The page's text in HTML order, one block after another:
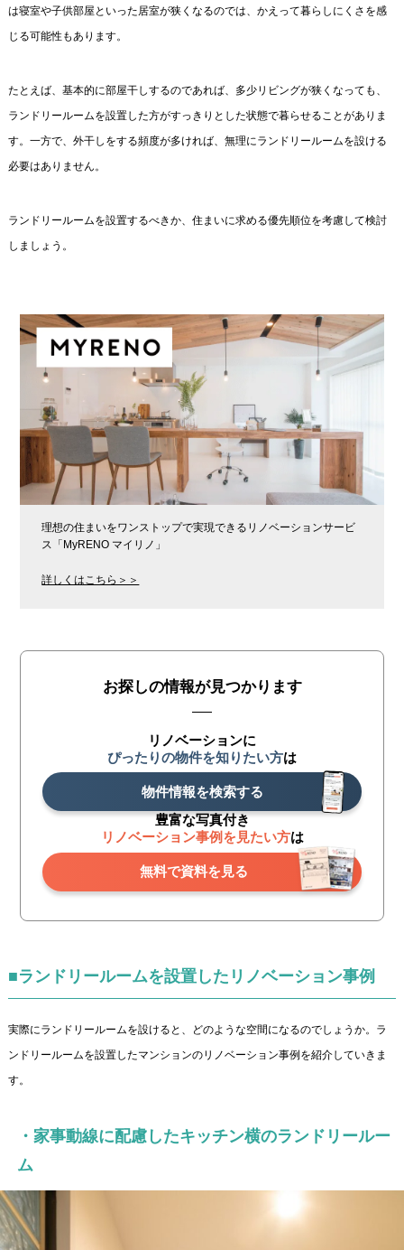
は寝室や子供部屋といった居室が狭くなるのでは、かえって暮らしにくさを感
じる可能性もあります。
たとえば、基本的に部屋干しするのであれば、多少リビングが狭くなっても、
ランドリールームを設置した方がすっきりとした状態で暮らせることがありま
す。一方で、外干しをする頻度が多ければ、無理にランドリールームを設ける
必要はありません。
ランドリールームを設置するべきか、住まいに求める優先順位を考慮して検討
しましょう。
理想の住まいをワンストップで実現できるリノベーションサービ
ス「MyRENO マイリノ」
詳しくはこちら＞＞
お探しの情報が見つかります
リノベーションに
ぴったりの物件を知りたい方は
物件情報を検索する
豊富な写真付き
リノベーション事例を見たい方は
無料で資料を見る
■ランドリールームを設置したリノベーション事例
実際にランドリールームを設けると、どのような空間になるのでしょうか。ラ
ンドリールームを設置したマンションのリノベーション事例を紹介していきま
す。
・家事動線に配慮したキッチン横のランドリールー
ム